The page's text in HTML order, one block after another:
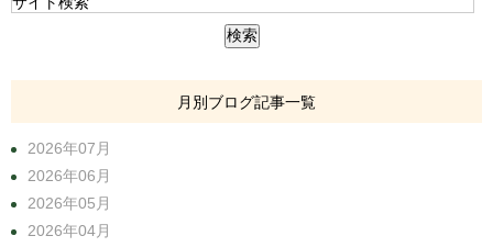
月別ブログ記事一覧
2026年07月
2026年06月
2026年05月
2026年04月